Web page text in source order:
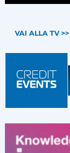
VAI ALLA TV >>